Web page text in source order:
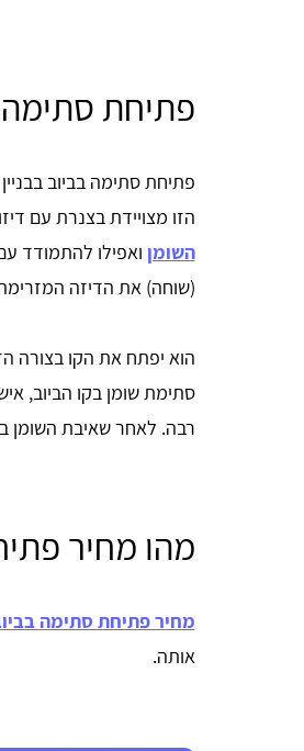
פתיחת סתימה
פתיחת סתימה בביוב
הזו מצויידת בצנרת עם
השומן ואפילו להתמודד
(שוחה) את הדיזה
הוא יפתח את הקו בצורה
סתימת שומן בקו הביוב,
רבה. לאחר שאיבת השומן
מהו מחיר
מחיר פתיחת סתימה
אותה.